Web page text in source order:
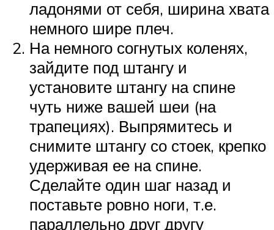
ладонями от себя, ширина хвата
немного шире плеч.
На немного согнутых коленях,
зайдите под штангу и
установите штангу на спине
чуть ниже вашей шеи (на
трапециях). Выпрямитесь и
снимите штангу со стоек, крепко
удерживая ее на спине.
Сделайте один шаг назад и
поставьте ровно ноги, т.е.
параллельно друг другу